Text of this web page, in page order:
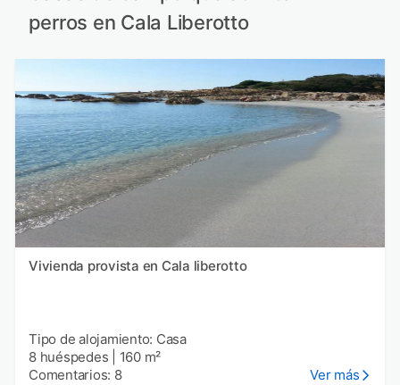
perros en Cala Liberotto
Vivienda provista en Cala liberotto
Tipo de alojamiento: Casa
8 huéspedes
160 m²
Comentarios: 8
Ver más